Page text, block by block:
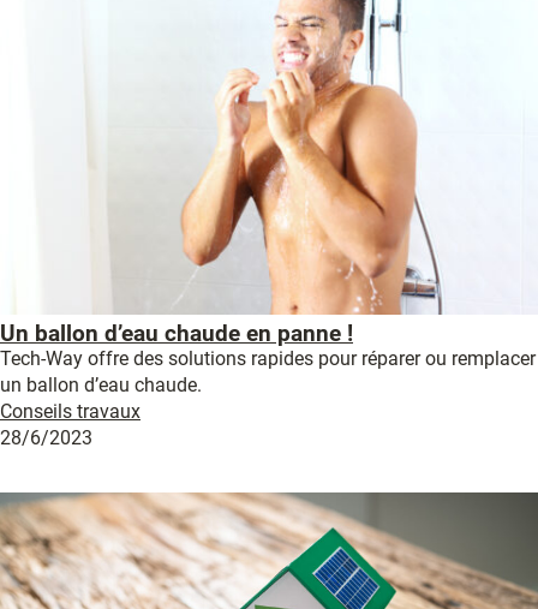
Un ballon d’eau chaude en panne !
Tech-Way offre des solutions rapides pour réparer ou remplacer
un ballon d’eau chaude.
Conseils travaux
28/6/2023